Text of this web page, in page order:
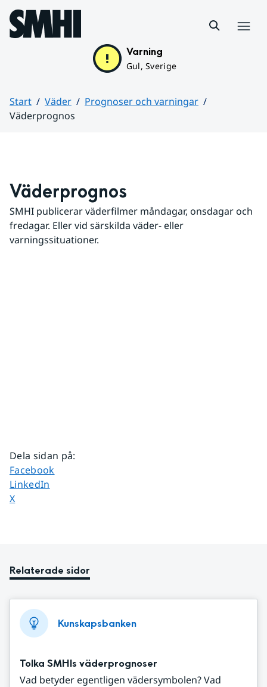
Hoppa till sidans innehåll
Varning
Gul, Sverige
Start Väder
Prognoser och varningar
Väderprognos
Väderprognos
SMHI publicerar väderfilmer måndagar, onsdagar och
fredagar. Eller vid särskilda väder- eller
varningssituationer.
Dela sidan på:
Dela sidan på
Facebook
Dela sidan på
LinkedIn
Dela sidan på
X
Relaterade sidor
Kunskapsbanken
Tolka SMHIs väderprognoser
Vad betyder egentligen vädersymbolen? Vad